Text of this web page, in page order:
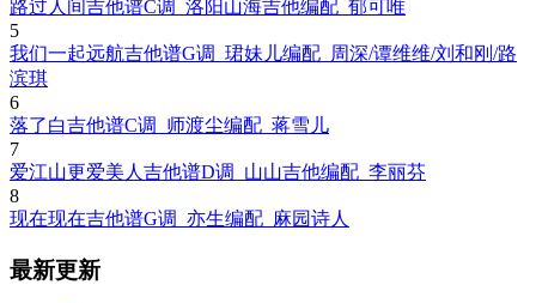
路过人间吉他谱C调_洛阳山海吉他编配_郁可唯
5
我们一起远航吉他谱G调_珺妹儿编配_周深/谭维维/刘和刚/路
滨琪
6
落了白吉他谱C调_师渡尘编配_蒋雪儿
7
爱江山更爱美人吉他谱D调_山山吉他编配_李丽芬
8
现在现在吉他谱G调_亦生编配_麻园诗人
最新更新